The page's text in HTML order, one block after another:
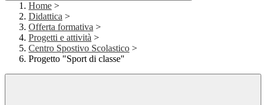
Home >
Didattica >
Offerta formativa >
Progetti e attività >
Centro Spostivo Scolastico >
Progetto "Sport di classe"